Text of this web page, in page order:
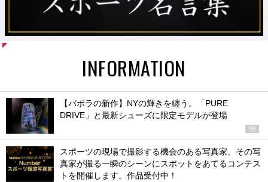
INFORMATION
【バボラの新作】NYの輝きを纏う。「PURE
DRIVE」と最新シューズに限定モデルが登場
PR
スポーツの現場で撮影する機会のある写真家、その写
真家が撮る一瞬のシーンにスポットをあてるコンテス
トを開催します。作品受付中！